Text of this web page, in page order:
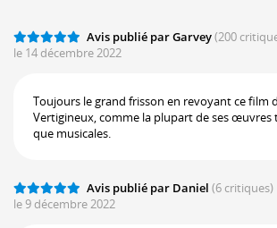
Avis publié par Garvey(200
le 14 décembre 2022
Toujours le grand frisson en revoyant ce film
Vertigineux, comme la plupart de ses
que musicales.
Avis publié par Daniel (6 critiques)
le 9 décembre 2022